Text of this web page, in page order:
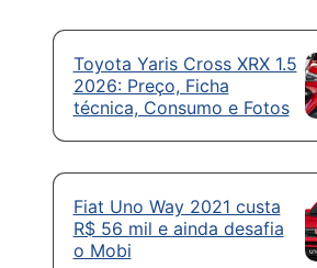
Toyota Yaris Cross XRX 1.5
2026: Preço, Ficha
técnica, Consumo e Fotos
Fiat Uno Way 2021 custa
R$ 56 mil e ainda desafia
o Mobi